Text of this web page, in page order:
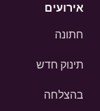
אירועים
חתונה
תינוק חדש
בהצלחה